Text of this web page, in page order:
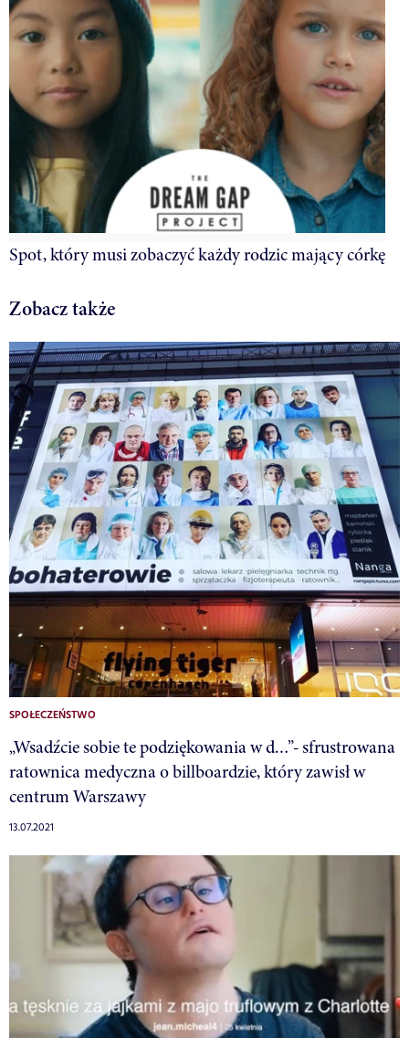
Spot, który musi zobaczyć każdy rodzic mający córkę
Zobacz także
SPOŁECZEŃSTWO
„Wsadźcie sobie te podziękowania w d…”- sfrustrowana
ratownica medyczna o billboardzie, który zawisł w
centrum Warszawy
13.07.2021